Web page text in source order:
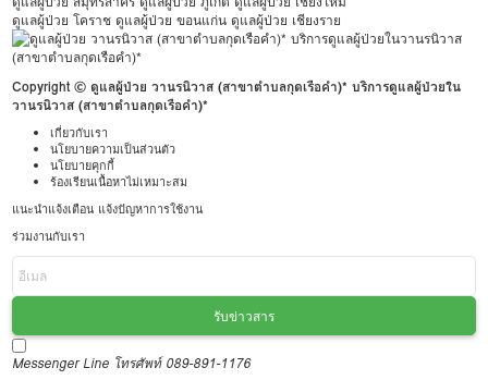
ดูแลผู้ป่วย โคราช ดูแลผู้ป่วย ขอนแก่น ดูแลผู้ป่วย เชียงราย
Copyright © ดูแลผู้ป่วย วานรนิวาส (สาขาตำบลกุดเรือคำ)* บริการดูแลผู้ป่วยใน
วานรนิวาส (สาขาตำบลกุดเรือคำ)*
เกี่ยวกับเรา
นโยบายความเป็นส่วนตัว
นโยบายคุกกี้
ร้องเรียนเนื้อหาไม่เหมาะสม
แนะนำแจ้งเตือน แจ้งปัญหาการใช้งาน
ร่วมงานกับเรา
รับข่าวสาร
Messenger Line โทรศัพท์ 089-891-1176